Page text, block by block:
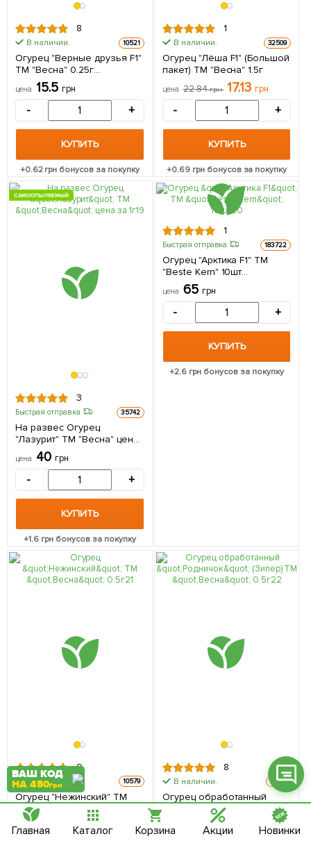
8
В наличии. 10521
Огурец "Верные друзья F1"
ТМ "Весна" 0.25г
(самоопыляемый)
цена 15.5 грн
- +
КУПИТЬ
+0.62грн бонусов за покупку
1
В наличии. 32509
Огурец "Лёша F1" (Большой
пакет) ТМ "Весна" 1.5г
цена 22.84грн 17.13 грн
- +
КУПИТЬ
+0.69грн бонусов за покупку
САМООПЫЛЯЕМЫЙ
3
Быстрая отправка 35742
На развес Огурец
"Лазурит" ТМ "Весна" цена
за 1г (самоопыляемый)
цена 40 грн
- +
КУПИТЬ
+1.6 грн бонусов за покупку
1
Быстрая отправка 183722
Огурец "Арктика F1" ТМ
"Beste Kern" 10шт
(самоопыляемый)
цена 65 грн
- +
КУПИТЬ
+2.6 грн бонусов за покупку
9
В наличии. 10579
Огурец "Нежинский" ТМ
"Весна" 0.5г
цена 15.66 грн
8
В наличии. 15172
Огурец обработанный
"Родничок" (Зипер) ТМ
"Весна" 0.5г
цена 24.68грн
Телеграм
Вайбер
ВАШ КОД
НА 450грн
Главная Каталог Корзина Акции Новинки